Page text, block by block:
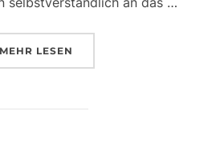
MEHR ÜBER „TAG 9, DIENSTAG,
LESEN